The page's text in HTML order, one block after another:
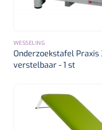
WESSELING
Onderzoekstafel
verstelbaar - 1 st